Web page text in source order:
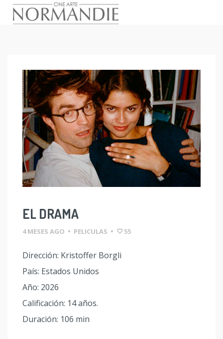
EL DRAMA
4 MESES AGO • PELICULAS • 55
Dirección: Kristoffer Borgli
País: Estados Unidos
Año: 2026
Calificación: 14 años.
Duración: 106 min